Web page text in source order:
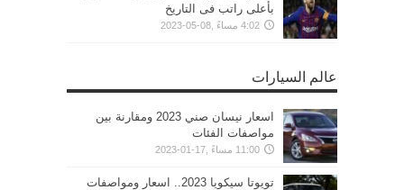
بأعلى راتب فى التاريخ
4:02 مساءً ,08-05-2023
عالم السيارات
اسعار نيسان صني 2023 ومقارنة بين
مواصفات الفئات
11:00 مساءً ,17-01-2023
تويوتا سيكويا 2023.. اسعار ومواصفات